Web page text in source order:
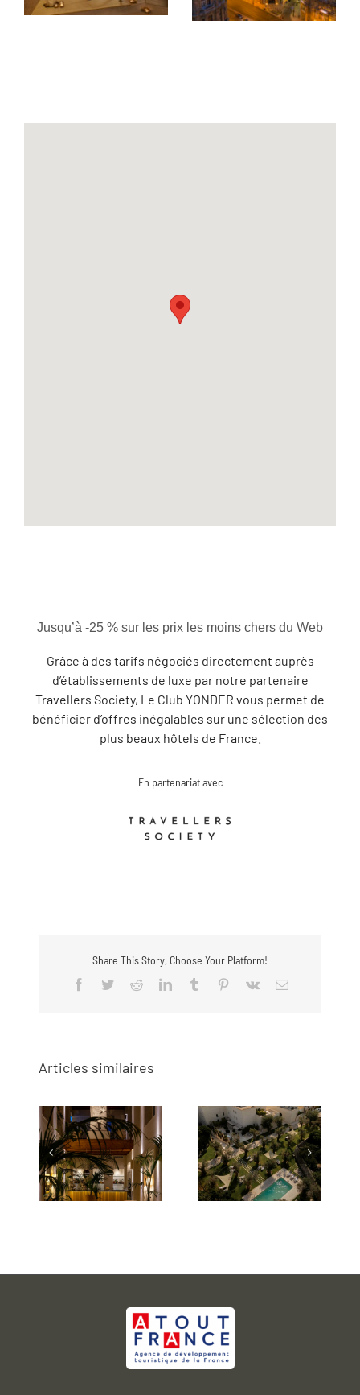
Jusqu’à -25 % sur les prix les moins chers du Web
Grâce à des tarifs négociés directement auprès
d’établissements de luxe par notre partenaire
Travellers Society, Le Club YONDER vous permet de
bénéficier d’offres inégalables sur une sélection des
plus beaux hôtels de France.
En partenariat avec
Share This Story, Choose Your Platform!
Facebook
TwitterRedditLinkedInTumblr Pinterest
Vk Email
Articles similaires